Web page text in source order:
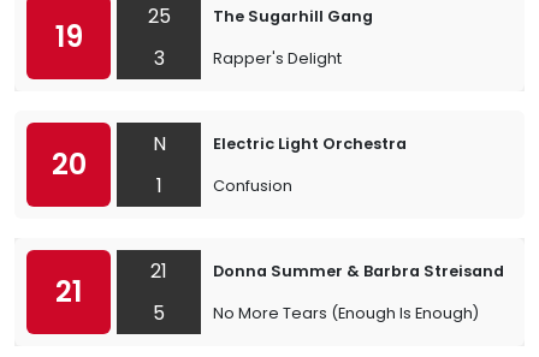
19
25
3
The Sugarhill Gang
Rapper's Delight
20
N
1
Electric Light Orchestra
Confusion
21
21
5
Donna Summer & Barbra Streisand
No More Tears (Enough Is Enough)